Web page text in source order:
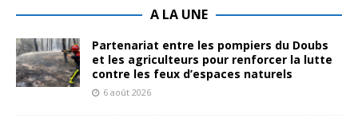
A LA UNE
Partenariat entre les pompiers du Doubs
et les agriculteurs pour renforcer la lutte
contre les feux d’espaces naturels
6 août 2026